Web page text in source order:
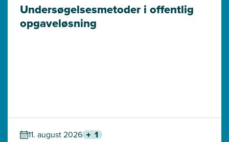
Undersøgelses­metoder i offentlig
opgaveløsning
11. august 2026
1